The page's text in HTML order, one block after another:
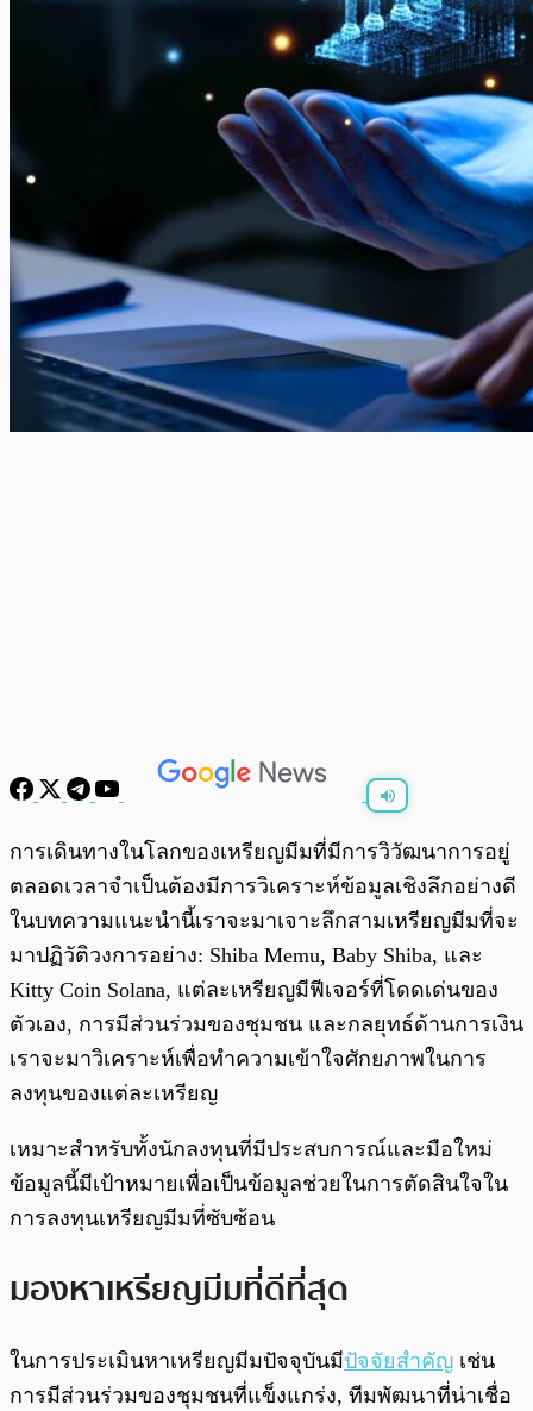
พร้อมเล่น 0:00
การเดินทางในโลกของเหรียญมีมที่มีการวิวัฒนาการอยู่
ตลอดเวลาจำเป็นต้องมีการวิเคราะห์ข้อมูลเชิงลึกอย่างดี
ในบทความแนะนำนี้เราจะมาเจาะลึกสามเหรียญมีมที่จะ
มาปฏิวัติวงการอย่าง: Shiba Memu, Baby Shiba, และ
Kitty Coin Solana, แต่ละเหรียญมีฟีเจอร์ที่โดดเด่นของ
ตัวเอง, การมีส่วนร่วมของชุมชน และกลยุทธ์ด้านการเงิน
เราจะมาวิเคราะห์เพื่อทำความเข้าใจศักยภาพในการ
ลงทุนของแต่ละเหรียญ
เหมาะสำหรับทั้งนักลงทุนที่มีประสบการณ์และมือใหม่
ข้อมูลนี้มีเป้าหมายเพื่อเป็นข้อมูลช่วยในการตัดสินใจใน
การลงทุนเหรียญมีมที่ซับซ้อน
มองหาเหรียญมีมที่ดีที่สุด
ในการประเมินหาเหรียญมีมปัจจุบันมีปัจจัยสำคัญ เช่น
การมีส่วนร่วมของชุมชนที่แข็งแกร่ง, ทีมพัฒนาที่น่าเชื่อ